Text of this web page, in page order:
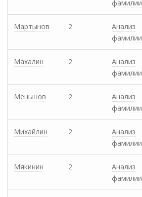
фамилии
Мартынов 2
Анализ
фамилии
Махалин 2
Анализ
фамилии
Меньшов 2
Анализ
фамилии
Михайлин 2
Анализ
фамилии
Мякинин 2
Анализ
фамилии